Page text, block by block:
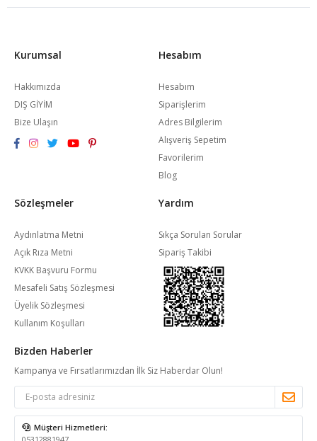
Kurumsal
Hakkımızda
DIŞ GİYİM
Bize Ulaşın
Hesabım
Hesabım
Siparişlerim
Adres Bilgilerim
Alışveriş Sepetim
Favorilerim
Blog
Sözleşmeler
Aydınlatma Metni
Açık Rıza Metni
KVKK Başvuru Formu
Mesafeli Satış Sözleşmesi
Üyelik Sözleşmesi
Kullanım Koşulları
Yardım
Sıkça Sorulan Sorular
Sipariş Takibi
Bizden Haberler
Kampanya ve Fırsatlarımızdan İlk Siz Haberdar Olun!
Müşteri Hizmetleri: